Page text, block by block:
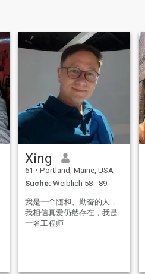
Xing
61 • Portland, Maine, USA
Suche: Weiblich 58 - 89
我是一个随和、勤奋的人，
我相信真爱仍然存在，我是
一名工程师